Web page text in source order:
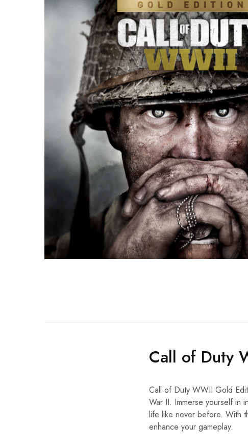
Call of Duty
Call of Duty WWII Gold
War II. Immerse yourself in
life like never before. With
enhance your gameplay.